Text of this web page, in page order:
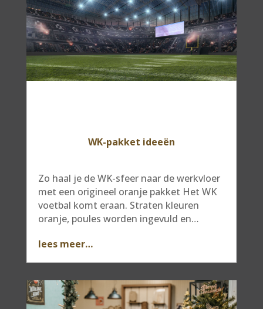
WK-pakket ideeën
Zo haal je de WK-sfeer naar de werkvloer
met een origineel oranje pakket Het WK
voetbal komt eraan. Straten kleuren
oranje, poules worden ingevuld en…
lees meer…